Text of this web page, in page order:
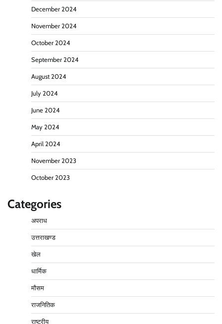
December 2024
November 2024
October 2024
September 2024
August 2024
July 2024
June 2024
May 2024
April 2024
November 2023
October 2023
Categories
अपराध
उत्तराखण्ड
खेल
धार्मिक
मौसम
राजनितिक
राष्ट्रीय